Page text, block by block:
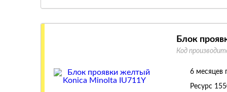
Блок
Код
6 месяцев
Ресурс